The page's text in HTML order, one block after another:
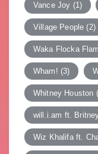
Vance Joy (1)
Village People (2)
Waka Flocka
Wham! (3)
Whitney Houston
will.i.am ft.
Wiz Khalifa ft.